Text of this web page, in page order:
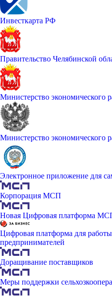
Инвесткарта РФ
Правительство Челябинской
Министерство экономического
Министерство экономического
Электронное приложение для
Корпорация МСП
Новая Цифровая платформа
Цифровая платформа для
предпринимателей
Доращивание поставщиков
Меры поддержки